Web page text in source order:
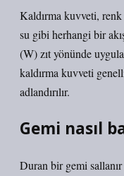
Kaldırma kuvveti,
su gibi herhangi bir
(W) zıt yönünde
kaldırma kuvveti
adlandırılır.
Gemi nasıl
Duran bir gemi